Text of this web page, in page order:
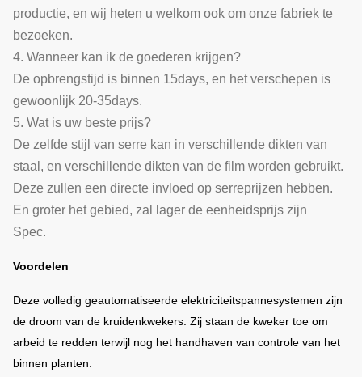
productie, en wij heten u welkom ook om onze fabriek te
bezoeken.
4. Wanneer kan ik de goederen krijgen?
De opbrengstijd is binnen 15days, en het verschepen is
gewoonlijk 20-35days.
5. Wat is uw beste prijs?
De zelfde stijl van serre kan in verschillende dikten van
staal, en verschillende dikten van de film worden gebruikt.
Deze zullen een directe invloed op serreprijzen hebben.
En groter het gebied, zal lager de eenheidsprijs zijn
Spec.
Voordelen
Deze volledig geautomatiseerde elektriciteitspannesystemen zijn
de droom van de kruidenkwekers. Zij staan de kweker toe om
arbeid te redden terwijl nog het handhaven van controle van het
binnen planten.